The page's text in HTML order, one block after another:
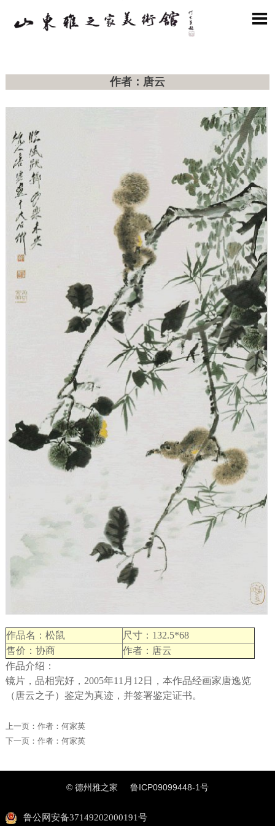

作者：唐云
作品名：松鼠
尺寸：132.5*68
售价：协商
作者：唐云
作品介绍：
镜片，品相完好，2005年11月12日，本作品经画家唐逸览
（唐云之子）鉴定为真迹，并签署鉴定证书。
上一页： 作者：何家英
下一页： 作者：何家英
© 德州雅之家 鲁ICP09099448-1号
鲁公网安备37149202000191号